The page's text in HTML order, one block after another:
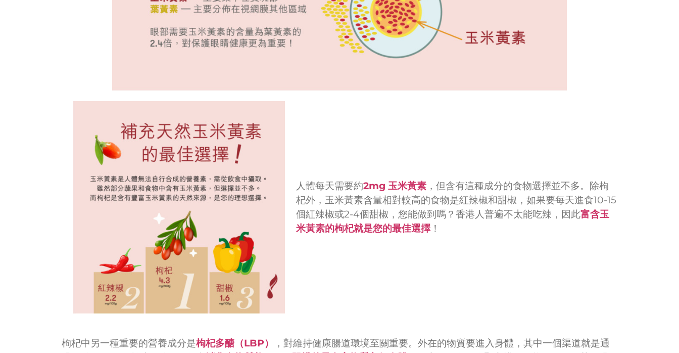
人體每天需要約2mg 玉米黃素 ，但含有這種成分的食物選擇並不多。除枸
杞外，玉米黃素含量相對較高的食物是紅辣椒和甜椒，如果要每天進食10-15
個紅辣椒或2-4個甜椒，您能做到嗎？香港人普遍不太能吃辣，因此富含玉
米黃素的枸杞就是您的最佳選擇 ！
枸杞中另一種重要的營養成分是枸杞多醣（LBP）
，對維持健康腸道環境至關重要。外在的物質要進入身體，其中一個渠道就是通